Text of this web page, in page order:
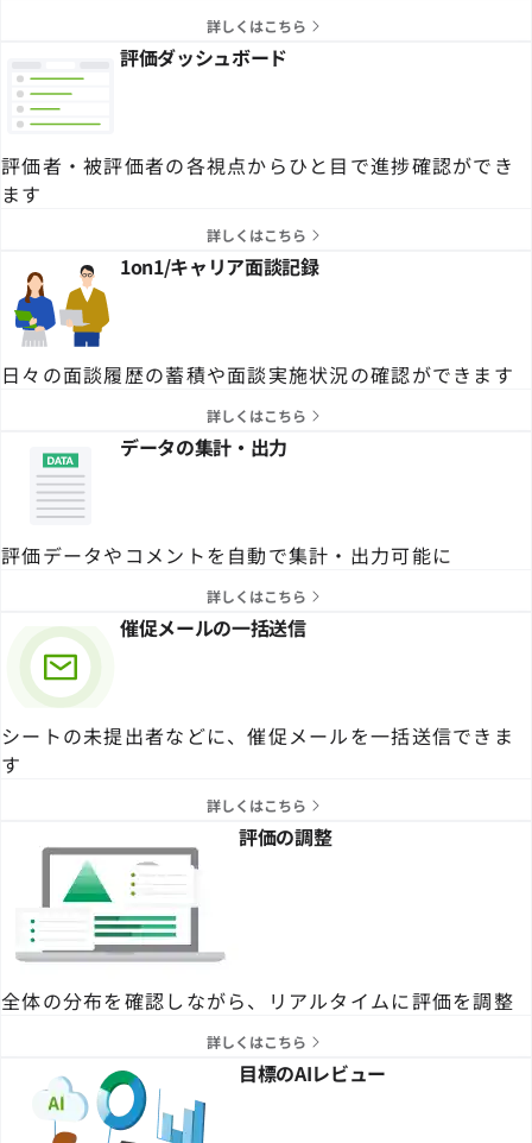
詳しくはこちら
評価ダッシュボード
評価者・被評価者の各視点からひと目で進捗確認ができ
ます
詳しくはこちら
1on1/キャリア面談記録
日々の面談履歴の蓄積や面談実施状況の確認ができます
詳しくはこちら
データの集計・出力
評価データやコメントを自動で集計・出力可能に
詳しくはこちら
催促メールの一括送信
シートの未提出者などに、催促メールを一括送信できま
す
詳しくはこちら
評価の調整
全体の分布を確認しながら、リアルタイムに評価を調整
詳しくはこちら
目標のAIレビュー